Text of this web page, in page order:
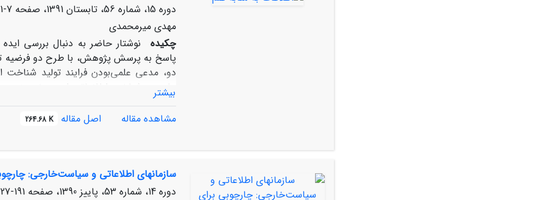
دوره 15، شماره 56، تابستان 1391، صفحه
7-41
مهدی میرمحمدی
چکیده
نوشتار حاضر به دنبال بررسی
پاسخ به پرسش پژوهش، با طرح دو فرضیه
دو، مدعی علمی‌بودن فرایند تولید
علمی و شناخت اطلاعاتی است. نویسنده در
توجه دانشگاهیان به آن در پژوهش‌های
موضوعات پژوهشی دانشگاهی است که
بیشتر
مشاهده مقاله
اصل مقاله 264.68 K
سازمان‏های اطلاعاتی و سیاست‌خارجی:
دوره 14، شماره 53، پاییز 1390، صفحه
191-227